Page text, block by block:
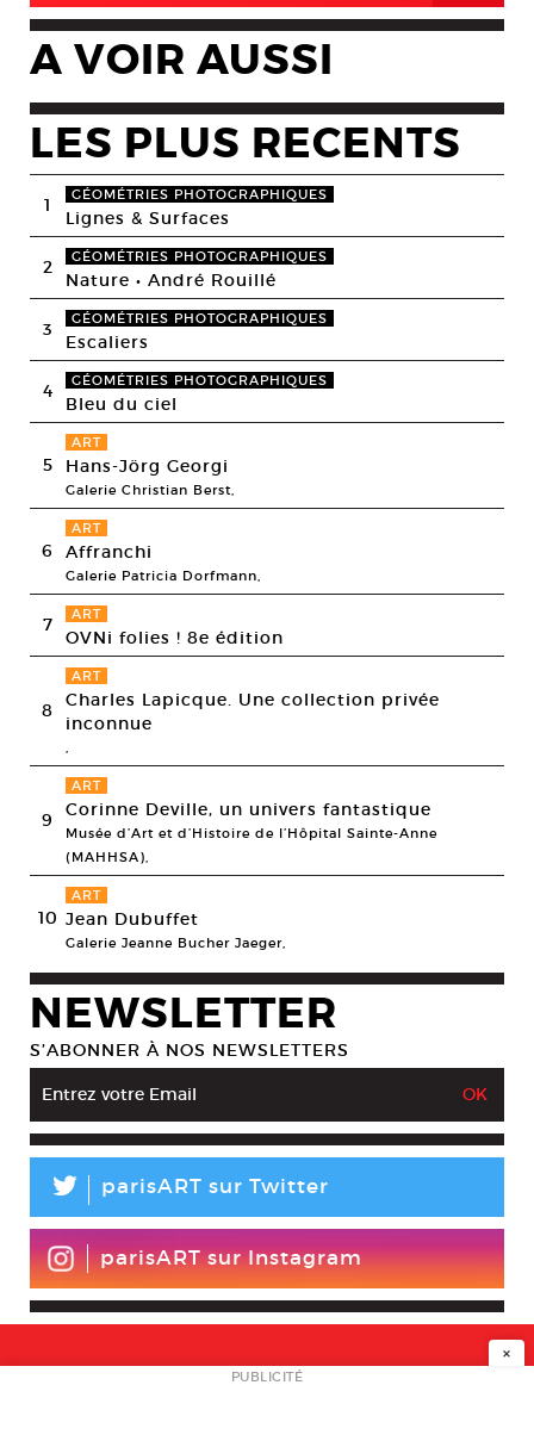
A VOIR AUSSI
LES PLUS RECENTS
1 GÉOMÉTRIES PHOTOGRAPHIQUES
Lignes & Surfaces
2 GÉOMÉTRIES PHOTOGRAPHIQUES
Nature • André Rouillé
3 GÉOMÉTRIES PHOTOGRAPHIQUES
Escaliers
4 GÉOMÉTRIES PHOTOGRAPHIQUES
Bleu du ciel
5
ART
Hans-Jörg Georgi
Galerie Christian Berst,
6
ART
Affranchi
Galerie Patricia Dorfmann,
7 ART
OVNi folies ! 8e édition
8
ART
Charles Lapicque. Une collection privée
inconnue
,
9
ART
Corinne Deville, un univers fantastique
Musée d’Art et d’Histoire de l’Hôpital Sainte-Anne
(MAHHSA),
10
ART
Jean Dubuffet
Galerie Jeanne Bucher Jaeger,
NEWSLETTER
S’ABONNER À NOS NEWSLETTERS
L parisART sur Twitter
parisART sur Instagram
NEWSLETTER
×
PUBLICITÉ